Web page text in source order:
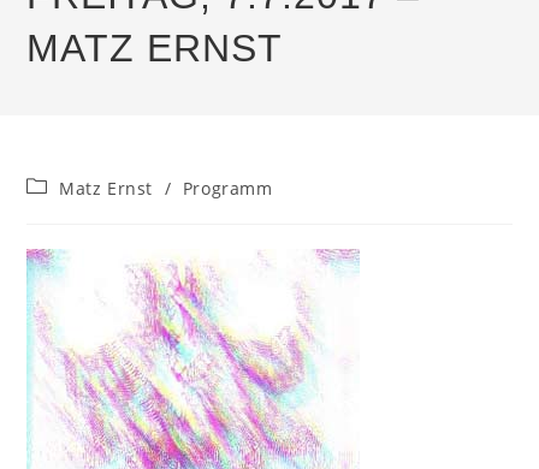
MATZ ERNST
Beitrags-
Matz Ernst / Programm